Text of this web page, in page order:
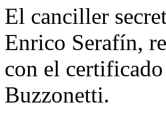
El canciller
Enrico Serafín,
con el
Buzzonetti.